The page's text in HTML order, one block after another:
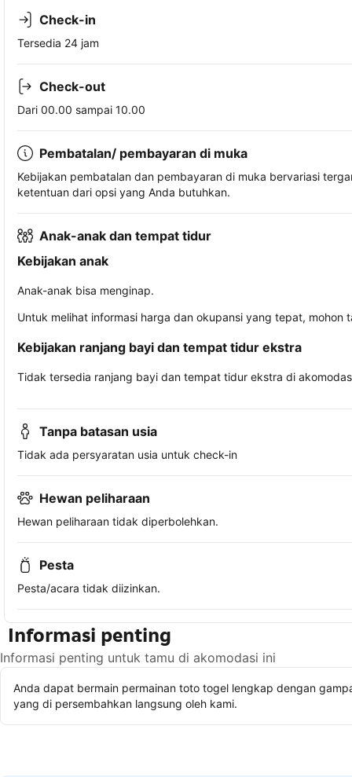
Check-in
Tersedia 24 jam
Check-out
Dari 00.00 sampai 10.00
Pembatalan/ pembayaran di muka
Kebijakan pembatalan dan pembayaran di muka bervariasi
ketentuan dari opsi yang Anda butuhkan.
Anak-anak dan tempat tidur
Kebijakan anak
Anak-anak bisa menginap.
Untuk melihat informasi harga dan okupansi yang tepat,
Kebijakan ranjang bayi dan tempat tidur ekstra
Tidak tersedia ranjang bayi dan tempat tidur ekstra di
Tanpa batasan usia
Tidak ada persyaratan usia untuk check-in
Hewan peliharaan
Hewan peliharaan tidak diperbolehkan.
Pesta
Pesta/acara tidak diizinkan.
Informasi penting
Informasi penting untuk tamu di akomodasi ini
Anda dapat bermain permainan toto togel lengkap dengan
yang di persembahkan langsung oleh kami.